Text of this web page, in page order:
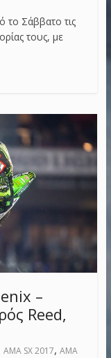
το Σάββατο τις
τους, με
–
Reed,
AMA SX 2017, AMA